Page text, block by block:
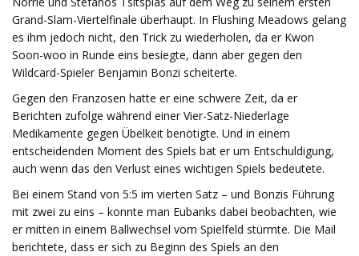
Grand-Slam-Viertelfinale überhaupt. In Flushing Meadows gelang
es ihm jedoch nicht, den Trick zu wiederholen, da er Kwon
Soon-woo in Runde eins besiegte, dann aber gegen den
Wildcard-Spieler Benjamin Bonzi scheiterte.
Gegen den Franzosen hatte er eine schwere Zeit, da er
Berichten zufolge während einer Vier-Satz-Niederlage
Medikamente gegen Übelkeit benötigte. Und in einem
entscheidenden Moment des Spiels bat er um Entschuldigung,
auch wenn das den Verlust eines wichtigen Spiels bedeutete.
Bei einem Stand von 5:5 im vierten Satz – und Bonzis Führung
mit zwei zu eins – konnte man Eubanks dabei beobachten, wie
er mitten in einem Ballwechsel vom Spielfeld stürmte. Die Mail
berichtete, dass er sich zu Beginn des Spiels an den